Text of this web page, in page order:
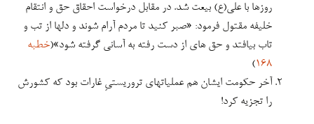
روزها با علی(ع) بیعت شد. در مقابل درخواست احقاق حق و انتقام
خلیفه مقتول فرمود: «صبر کنید تا مردم آرام شوند و دلها از تب و
تاب بیافتد و حق های از دست رفته به آسانی گرفته شود»(خطبه
۱۶۸)
آخر حکومت ایشان هم عملیاتهای تروریستیِ غارات بود که کشورش
را تجزیه کرد!